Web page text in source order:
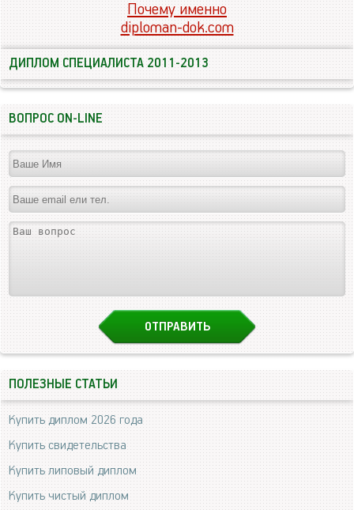
Почему именно
diploman-dok.com
ДИПЛОМ СПЕЦИАЛИСТА 2011-2013
ВОПРОС ON-LINE
ПОЛЕЗНЫЕ СТАТЬИ
Купить диплом 2026 года
Купить свидетельства
Купить липовый диплом
Купить чистый диплом